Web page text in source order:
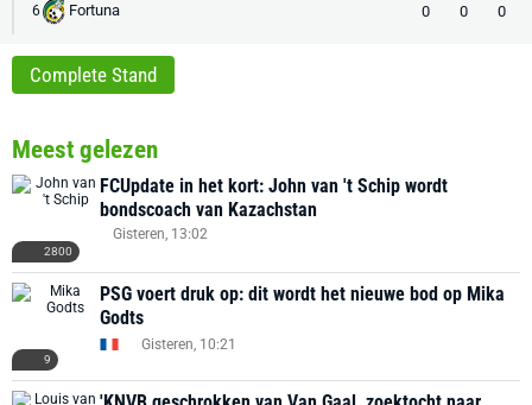
6 Fortuna 0 0 0
Complete Stand
Meest gelezen
2800
FCUpdate in het kort: John van 't Schip wordt
bondscoach van Kazachstan
Gisteren, 13:02
9
PSG voert druk op: dit wordt het nieuwe bod op Mika
Godts
Gisteren, 10:21